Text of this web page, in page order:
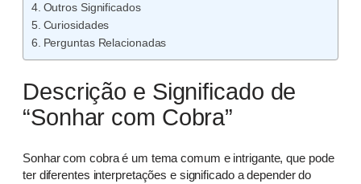
Outros Significados
Curiosidades
Perguntas Relacionadas
Descrição e Significado de
“Sonhar com Cobra”
Sonhar com cobra é um tema comum e intrigante, que pode
ter diferentes interpretações e significado a depender do